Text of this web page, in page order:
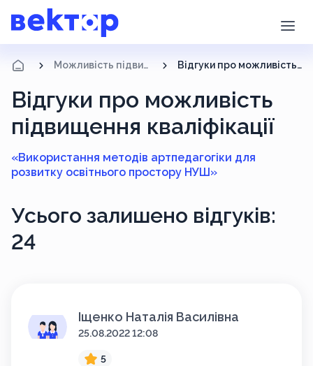
Можливість підвищення кваліфікації Відгуки про можливість підвищення кваліфікації
Відгуки про можливість
підвищення кваліфікації
«Використання методів артпедагогіки для
розвитку освітнього простору НУШ»
Усього залишено відгуків:
24
Іщенко Наталія Василівна
25.08.2022 12:08
5